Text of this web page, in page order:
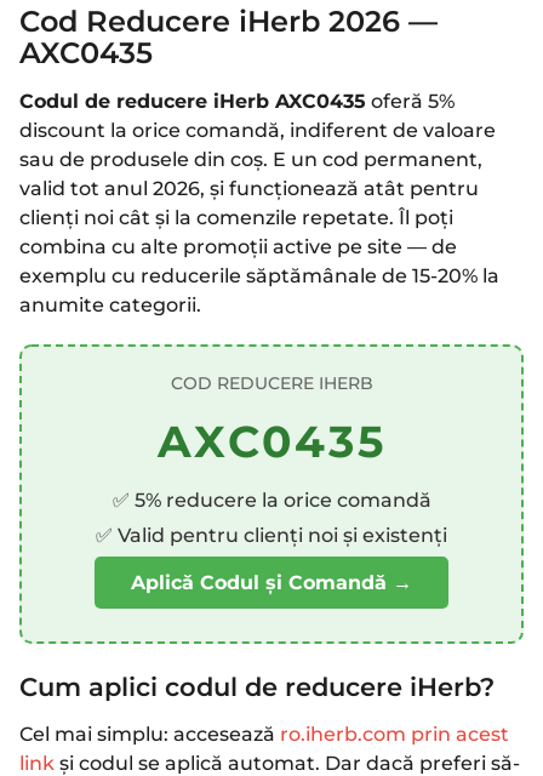
Cod Reducere iHerb 2026 —
AXC0435
Codul de reducere iHerb AXC0435 oferă 5%
discount la orice comandă, indiferent de valoare
sau de produsele din coș. E un cod permanent,
valid tot anul 2026, și funcționează atât pentru
clienți noi cât și la comenzile repetate. Îl poți
combina cu alte promoții active pe site — de
exemplu cu reducerile săptămânale de 15-20% la
anumite categorii.
COD REDUCERE IHERB
AXC0435
✅ 5% reducere la orice comandă
✅ Valid pentru clienți noi și existenți
Aplică Codul și Comandă →
Cum aplici codul de reducere iHerb?
Cel mai simplu: accesează ro.iherb.com prin acest
link și codul se aplică automat. Dar dacă preferi să-